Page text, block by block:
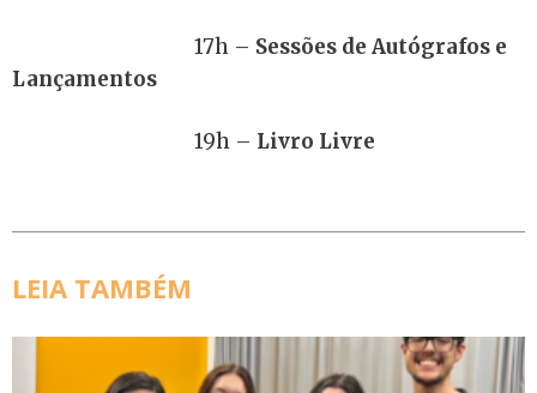
17h – Sessões de Autógrafos e
Lançamentos
19h – Livro Livre
LEIA TAMBÉM